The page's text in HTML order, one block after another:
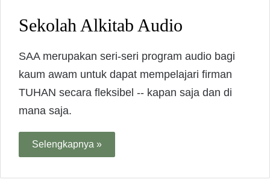
Sekolah Alkitab Audio
SAA merupakan seri-seri program audio bagi
kaum awam untuk dapat mempelajari firman
TUHAN secara fleksibel -- kapan saja dan di
mana saja.
Selengkapnya »